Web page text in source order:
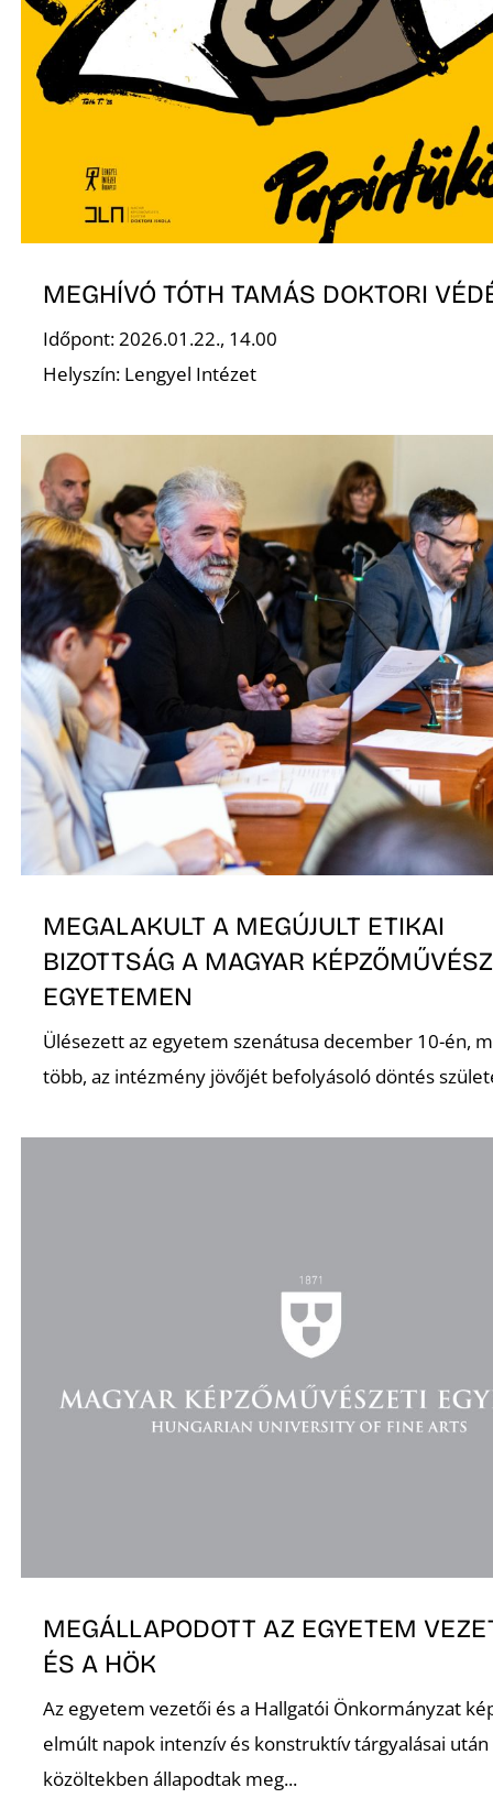
MEGHÍVÓ TÓTH TAMÁS DOKTORI
Időpont: 2026.01.22., 14.00
Helyszín: Lengyel Intézet
MEGALAKULT A MEGÚJULT ETIKAI
BIZOTTSÁG A MAGYAR
EGYETEMEN
Ülésezett az egyetem szenátusa december 10-én,
több, az intézmény jövőjét befolyásoló döntés
MEGÁLLAPODOTT AZ EGYETEM
ÉS A HÖK
Az egyetem vezetői és a Hallgatói Önkormányzat
elmúlt napok intenzív és konstruktív tárgyalásai után
közöltekben állapodtak meg...